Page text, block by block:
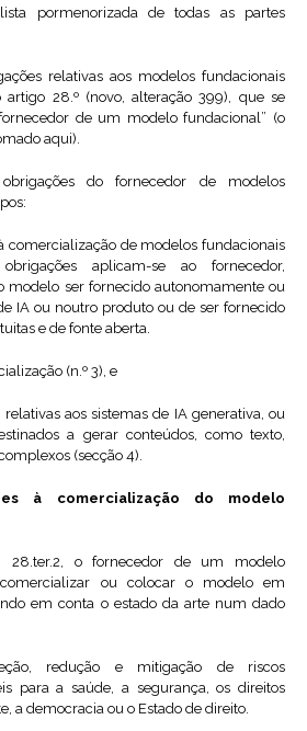
pormenorizada de todas as partes
relativas aos modelos fundacionais
28.º (novo, alteração 399), que se
de um modelo fundacional” (o
aqui).
do fornecedor de modelos
comercialização de modelos fundacionais
aplicam-se ao fornecedor,
modelo ser fornecido autonomamente ou
IA ou noutro produto ou de ser fornecido
e de fonte aberta.
(n.º 3), e
aos sistemas de IA generativa, ou
a gerar conteúdos, como texto,
(secção 4).
à comercialização do modelo
o fornecedor de um modelo
ou colocar o modelo em
em conta o estado da arte num dado
redução e mitigação de riscos
para a saúde, a segurança, os direitos
a democracia ou o Estado de direito.